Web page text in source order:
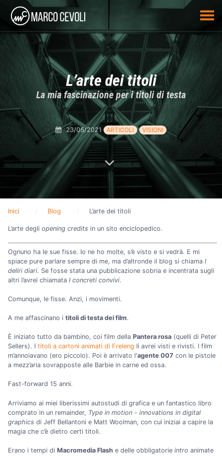
L’arte dei titoli
La mia fascinazione per i titoli di testa
23/05/2021 ARTICOLI VISIONI
Inici Blog L’arte dei titoli
L’arte degli opening credits in un sito enciclopedico.
Ognuno ha le sue fisse. Io ne ho molte, s’è visto e si vedrà. E mi
spiace pure parlare sempre di me, ma d’altronde il blog si chiama I
deliri diari. Se fosse stata una pubblicazione sobria e incentrata sugli
altri l’avrei chiamata I concreti convivi.
Comunque, le fisse. Anzi, i movimenti.
A me affascinano i titoli di testa dei film.
È iniziato tutto da bambino, coi film della Pantera rosa (quelli di Peter
Sellers). I titoli a cartoni animati di Freleng li avrei visti e rivisti. I film
m’annoiavano (ero piccolo). Poi è arrivato l'agente 007 con le pistole
a mezz’aria sovrapposte alle Barbie in carne ed ossa.
Fast-forward 15 anni.
Arriviamo ai miei liberissimi autostudi di grafica e un fantastico libro
comprato in un remainder, Type in motion - innovations in digital
graphics di Jeff Bellantoni e Matt Woolman, con cui iniziai a capire la
magia che c’è dietro certi titoli.
Erano i tempi di Macromedia Flash e delle obbligatorie intro animate